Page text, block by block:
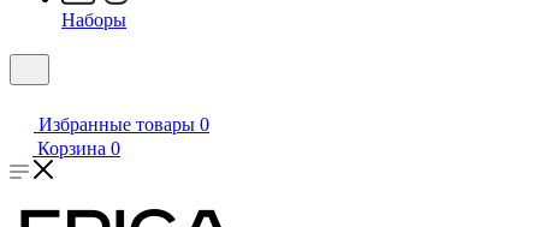
Наборы
Избранные товары 0
Корзина 0